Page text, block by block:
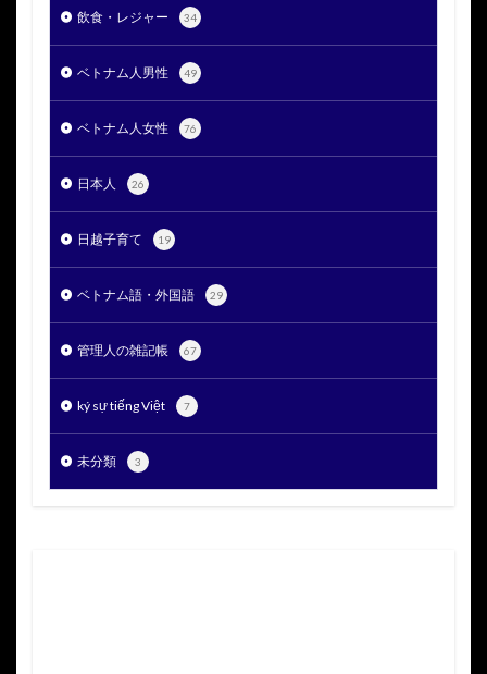
飲食・レジャー 34
ベトナム人男性 49
ベトナム人女性 76
日本人 26
日越子育て 19
ベトナム語・外国語 29
管理人の雑記帳 67
ký sự tiếng Việt 7
未分類 3